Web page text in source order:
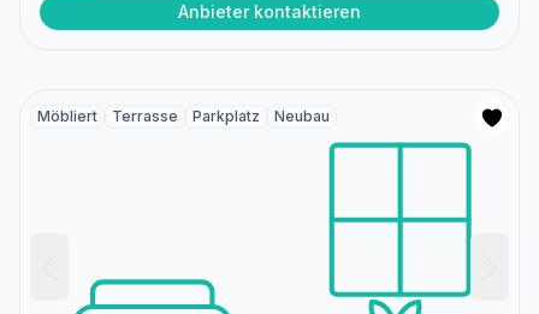
Anbieter kontaktieren
Möbliert Terrasse Parkplatz Neubau